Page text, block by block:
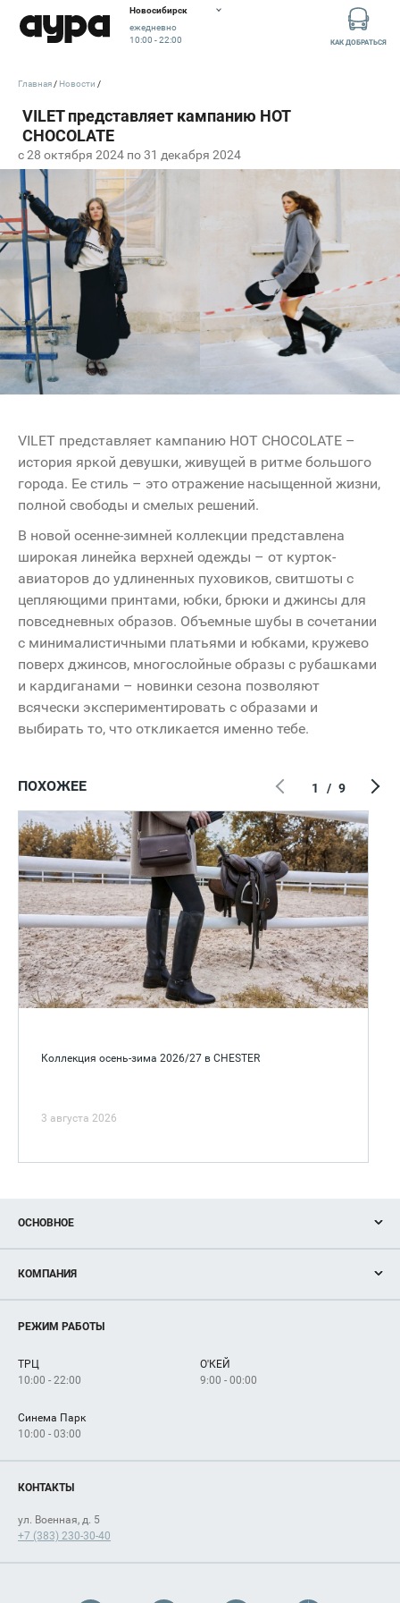
Новосибирск
ежедневно
10:00 - 22:00
КАК ДОБРАТЬСЯ
c 28 октября 2024 по 31 декабря 2024
Главная Новости
VILET представляет кампанию HOT CHOCOLATE –
история яркой девушки, живущей в ритме большого
города. Ее стиль – это отражение насыщенной жизни,
полной свободы и смелых решений.
В новой осенне-зимней коллекции представлена
широкая линейка верхней одежды – от курток-
авиаторов до удлиненных пуховиков, свитшоты с
цепляющими принтами, юбки, брюки и джинсы для
повседневных образов. Объемные шубы в сочетании
с минималистичными платьями и юбками, кружево
поверх джинсов, многослойные образы с рубашками
и кардиганами – новинки сезона позволяют
всячески экспериментировать с образами и
выбирать то, что откликается именно тебе.
ПОХОЖЕЕ
Коллекция осень-зима 2026/27 в CHESTER
3 августа 2026
1 / 9
ОСНОВНОЕ
Новости
Магазины
Услуги
КОМПАНИЯ
Рекламодателям
Как добраться
РЕЖИМ РАБОТЫ
ТРЦ
10:00 - 22:00
О'КЕЙ
9:00 - 00:00
Синема Парк
10:00 - 03:00
КОНТАКТЫ
ул. Военная, д. 5
+7 (383) 230-30-40